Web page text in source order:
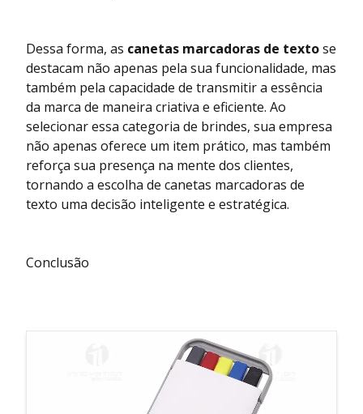
Dessa forma, as canetas marcadoras de textose
destacam não apenas pela sua funcionalidade, mas
também pela capacidade de transmitir a essência
da marca de maneira criativa e eficiente. Ao
selecionar essa categoria de brindes, sua empresa
não apenas oferece um item prático, mas também
reforça sua presença na mente dos clientes,
tornando a escolha de canetas marcadoras de
texto uma decisão inteligente e estratégica.
Conclusão